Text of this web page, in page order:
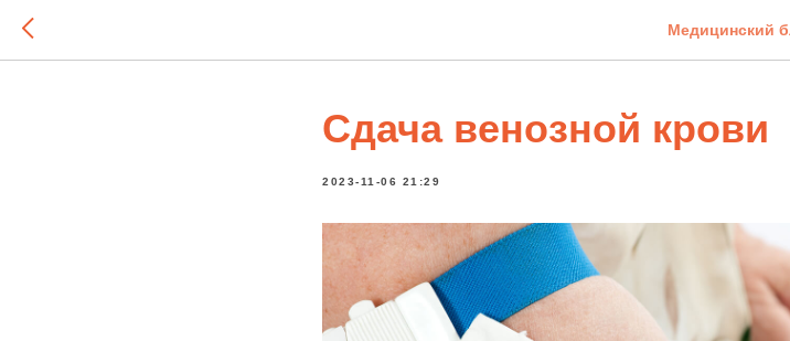
Медицинский
Сдача венозной крови
2023-11-06 21:29